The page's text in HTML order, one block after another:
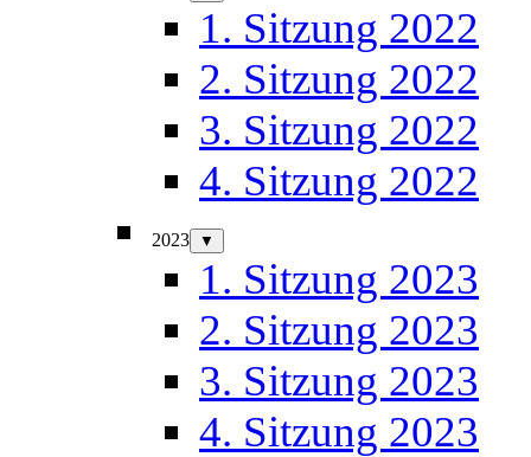
1. Sitzung 2022
2. Sitzung 2022
3. Sitzung 2022
4. Sitzung 2022
2023 ▼
1. Sitzung 2023
2. Sitzung 2023
3. Sitzung 2023
4. Sitzung 2023